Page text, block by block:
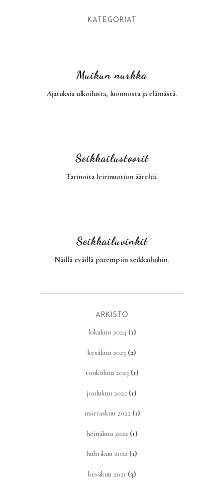
KATEGORIAT
Muikun nurkka
Ajatuksia ulkoilusta, luonnosta ja elämästä.
Seikkailustoorit
Tarinoita leirinuotion ääreltä.
Seikkailuvinkit
Näillä eväillä parempiin seikkailuihin.
ARKISTO
lokakuu 2024 (1)
kesäkuu 2023 (2)
toukokuu 2023 (1)
joulukuu 2022 (1)
marraskuu 2022(1)
heinäkuu 2022(1)
huhtikuu 2022 (1)
kesäkuu 2021 (3)